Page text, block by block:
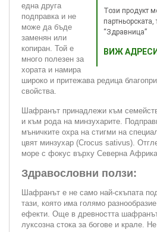
Този продукт
“Здравница”
ВИЖ
една друга
подправка и не
може да бъде
заменян или
копиран. Той е
много полезен за
хората и намира
широко и притежава редица
свойства.
Шафранът принадлежи към
и към рода на минзухарите.
мъничките охра на стигми на
цвят минзухар (Crocus sativus).
море с фокус върху Северна
Здравословни ползи:
Шафранът е не само най-скъпата
тази, която има голямо
ефекти. Още в древността
луксозна стока за богове и крале.